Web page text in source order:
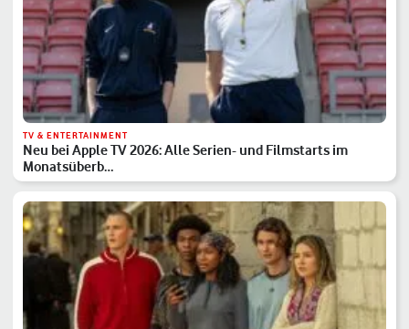
TV & ENTERTAINMENT
Neu bei Apple TV 2026: Alle Serien- und Filmstarts im
Monatsüberb…